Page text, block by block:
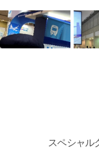
スペシャル